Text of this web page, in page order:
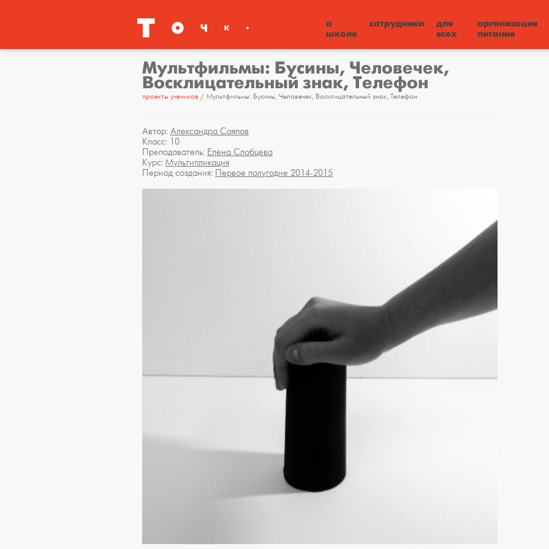
о
школе
сотрудники
для
всех
организация
питания
Мультфильмы: Бусины, Человечек,
Восклицательный знак, Телефон
проекты учеников Мультфильмы: Бусины, Человечек, Восклицательный знак, Телефон
Автор: Александра Саяпов
Класс: 10
Преподаватель: Елена Слобцева
Курс: Мультипликация
Период создания: Первое полугодие 2014-2015